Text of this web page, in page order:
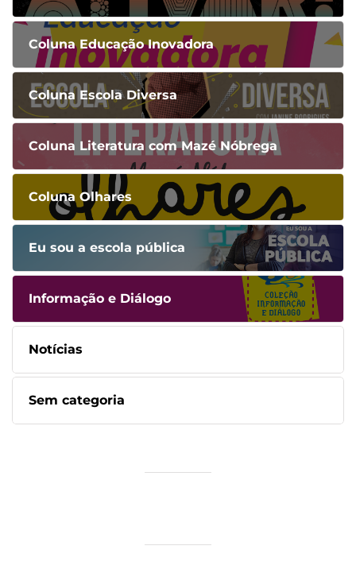
Coluna Educação Inovadora
Coluna Escola Diversa
Coluna Literatura com Mazé Nóbrega
Coluna Olhares
Eu sou a escola pública
Informação e Diálogo
Notícias
Sem categoria